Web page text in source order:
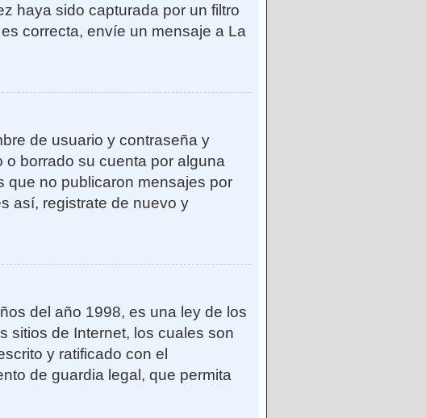
haya sido capturada por un filtro
correcta, envíe un mensaje a La
de usuario y contraseña y
borrado su cuenta por alguna
que no publicaron mensajes por
así, registrate de nuevo y
del año 1998, es una ley de los
sitios de Internet, los cuales son
y ratificado con el
de guardia legal, que permita